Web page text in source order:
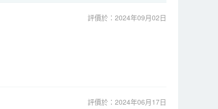
評價於：2024年09月02日
評價於：2024年06月17日